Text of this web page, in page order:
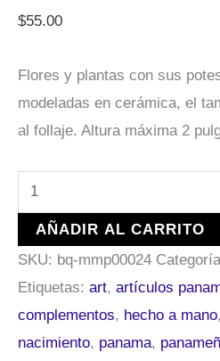
$55.00
Flores y plantas con sus
modeladas en cerámica, el
al follaje. Altura máxima 2
AÑADIR AL CARRITO
SKU: bq-mmp00024
Etiquetas: art, artículos
complementos, hecho a mano,
nacimiento, panama,